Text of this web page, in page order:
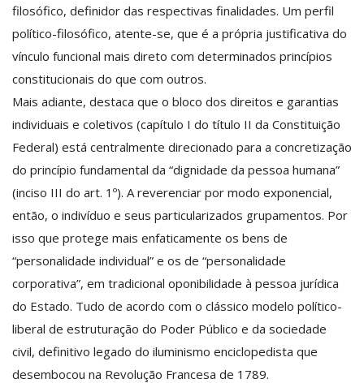
filosófico, definidor das respectivas finalidades. Um perfil
político-filosófico, atente-se, que é a própria justificativa do
vínculo funcional mais direto com determinados princípios
constitucionais do que com outros.
Mais adiante, destaca que o bloco dos direitos e garantias
individuais e coletivos (capítulo I do título II da Constituição
Federal) está centralmente direcionado para a concretização
do princípio fundamental da “dignidade da pessoa humana”
(inciso III do art. 1º). A reverenciar por modo exponencial,
então, o indivíduo e seus particularizados grupamentos. Por
isso que protege mais enfaticamente os bens de
“personalidade individual” e os de “personalidade
corporativa”, em tradicional oponibilidade à pessoa jurídica
do Estado. Tudo de acordo com o clássico modelo político-
liberal de estruturação do Poder Público e da sociedade
civil, definitivo legado do iluminismo enciclopedista que
desembocou na Revolução Francesa de 1789.